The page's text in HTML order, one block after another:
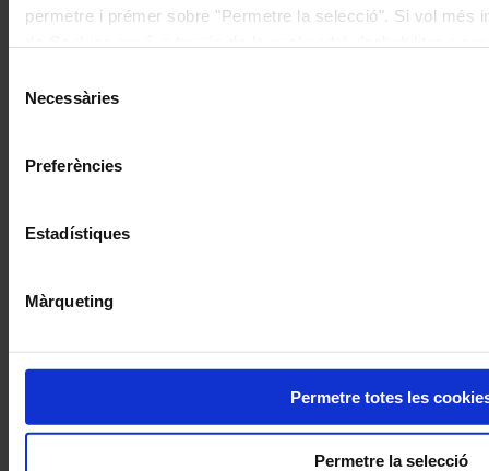
permetre i prémer sobre "Permetre la selecció". Si vol més
Necessàries
Preferències
Estadístiques
Màrqueting
Permetre totes les
Permetre la selecció